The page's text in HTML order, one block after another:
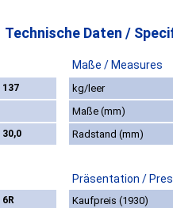
Technische Daten /
Maße / Measures
137
kg/leer
Maße (mm)
30,0 Radstand (mm)
Präsentation /
6R
Kaufpreis (1930)